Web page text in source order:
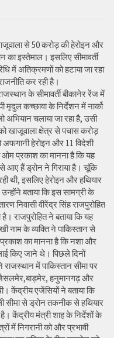
से 50 करोड़ की हेरोइन और
का इस्तेमाल। इसलिए सीमावर्ती
में अतिक्रमणों को हटाया जा रहा
कर रही है।
के सीमावर्ती बीकानेर रेंज में
कच्छावा के निर्देशन में नार्को
चलाया जा रहा है, उसी
खाजूवाला क्षेत्र से पचास करोड़
अफगानी हेरोइन और 11 विदेशी
प्रकाश का मानना है कि यह
आए हैं ड्रोन ने गिराया है। चूंकि
थी, इसलिए हेरोइन और हथियार
बताया कि इस सामग्री के
निवासी वीरेंद्र सिंह राजपुरोहित
राजपुरोहित ने बताया कि यह
नाम के व्यक्ति ने पाकिस्तान से
का मानना है कि नशा और
किए जाने थे। पिछले दिनों
में पाकिस्तान सीमा पर
हनुमानगढ़ और
केंद्रीय एजेंसियों ने बताया कि
सीमा से ड्रोन तकनीक से हथियार
केंद्रीय मंत्री शाह के निर्देशों के
में निगरानी को और प्रभावी